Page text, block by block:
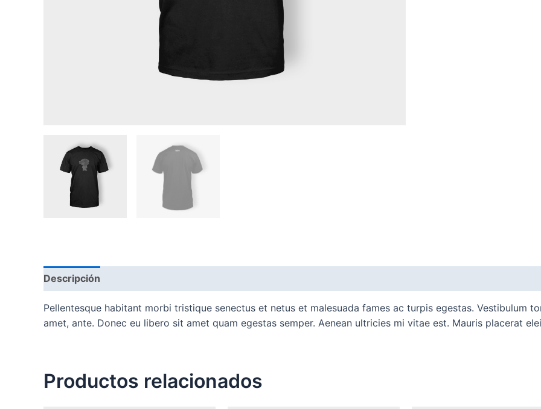
Descripción
Pellentesque habitant morbi tristique senectus et netus et malesuada fames ac turpis egestas. Vestibulum
amet, ante. Donec eu libero sit amet quam egestas semper. Aenean ultricies mi vitae est. Mauris placerat
Productos relacionados